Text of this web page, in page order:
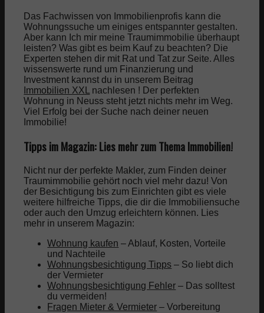
Das Fachwissen von Immobilienprofis kann die
Wohnungssuche um einiges entspannter gestalten.
Aber kann Ich mir meine Traumimmobilie überhaupt
leisten? Was gibt es beim Kauf zu beachten? Die
Experten stehen dir mit Rat und Tat zur Seite. Alles
wissenswerte rund um Finanzierung und
Investment kannst du in unserem Beitrag
Immobilien XXL
nachlesen ! Der perfekten
Wohnung in Neuss steht jetzt nichts mehr im Weg.
Viel Erfolg bei der Suche nach deiner neuen
Immobilie!
Tipps im Magazin: Lies mehr zum Thema Immobilien!
Nicht nur der perfekte Makler, zum Finden deiner
Traumimmobilie gehört noch viel mehr dazu! Von
der Besichtigung bis zum Einrichten gibt es viele
weitere hilfreiche Tipps, die dir die Immobiliensuche
oder auch den Umzug erleichtern können. Lies
mehr in unserem Magazin:
Wohnung kaufen – Ablauf, Kosten, Vorteile
und Nachteile
Wohnungsbesichtigung Tipps – So liebt dich
der Vermieter
Wohnungsbesichtigung Fehler – Das solltest
du vermeiden!
Fragen Mieter & Vermieter – Vorbereitung